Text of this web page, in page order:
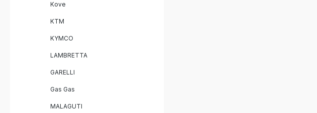
Kove
KTM
KYMCO
LAMBRETTA
GARELLI
Gas Gas
MALAGUTI